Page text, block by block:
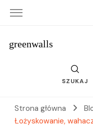
greenwalls
SZUKAJ
Strona główna
Łożyskowanie,